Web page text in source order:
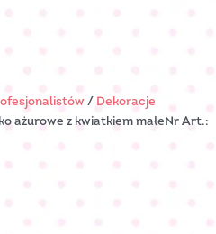
/ Dekoracje
ażurowe z kwiatkiem małeNr Art.: